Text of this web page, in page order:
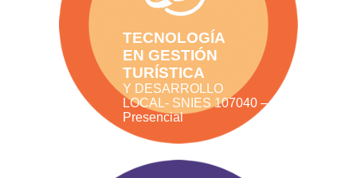
TECNOLOGÍA
EN GESTIÓN
TURÍSTICA
Y DESARROLLO
LOCAL- SNIES 107040 –
Presencial